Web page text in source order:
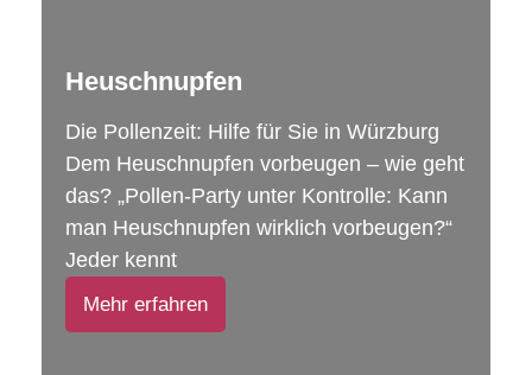
Heuschnupfen
Die Pollenzeit: Hilfe für Sie in Würzburg
Dem Heuschnupfen vorbeugen – wie geht
das? „Pollen-Party unter Kontrolle: Kann
man Heuschnupfen wirklich vorbeugen?“
Jeder kennt
Mehr erfahren